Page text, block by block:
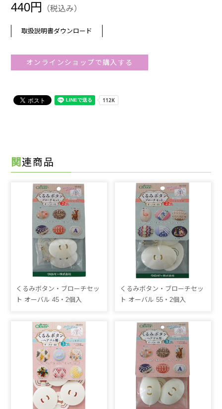
440円 （税込み）
取扱説明書ダウンロード
オンラインショップで購入する
関連商品
くるみボタン・ブローチセッ
ト オーバル 45・2個入
くるみボタン・ブローチセッ
ト オーバル 55・2個入